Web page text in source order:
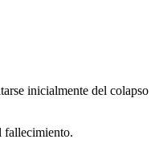
inicialmente del colapso
fallecimiento.